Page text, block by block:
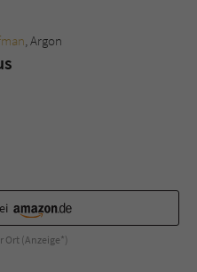
, Argon
Ort (Anzeige*)